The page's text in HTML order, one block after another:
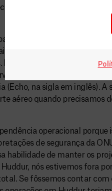
e solidariedade para com
garantir nossa
quanto internacionais.
exemplo, logisticamente,
aéreo da ONU ou da
(Echo, na sigla em inglês). A
aéreo quando precisamos
operacional porque
de segurança da
habilidade de manter os
nós estivemos fora
Se fôssemos contar com